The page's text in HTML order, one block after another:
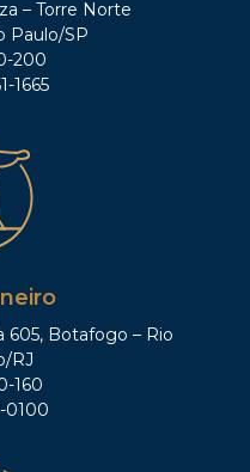
– Torre Norte
Paulo/SP
200
1665
605, Botafogo – Rio
RJ
160
0100